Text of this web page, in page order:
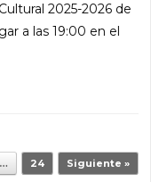
2025-2026 de
a las 19:00 en el
… 24 Siguiente »